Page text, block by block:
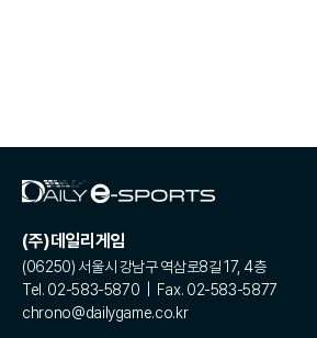
(주)데일리게임
(06250) 서울시 강남구 역삼로8길 17, 4층
Tel. 02-583-5870 | Fax. 02-583-5877
chrono@dailygame.co.kr